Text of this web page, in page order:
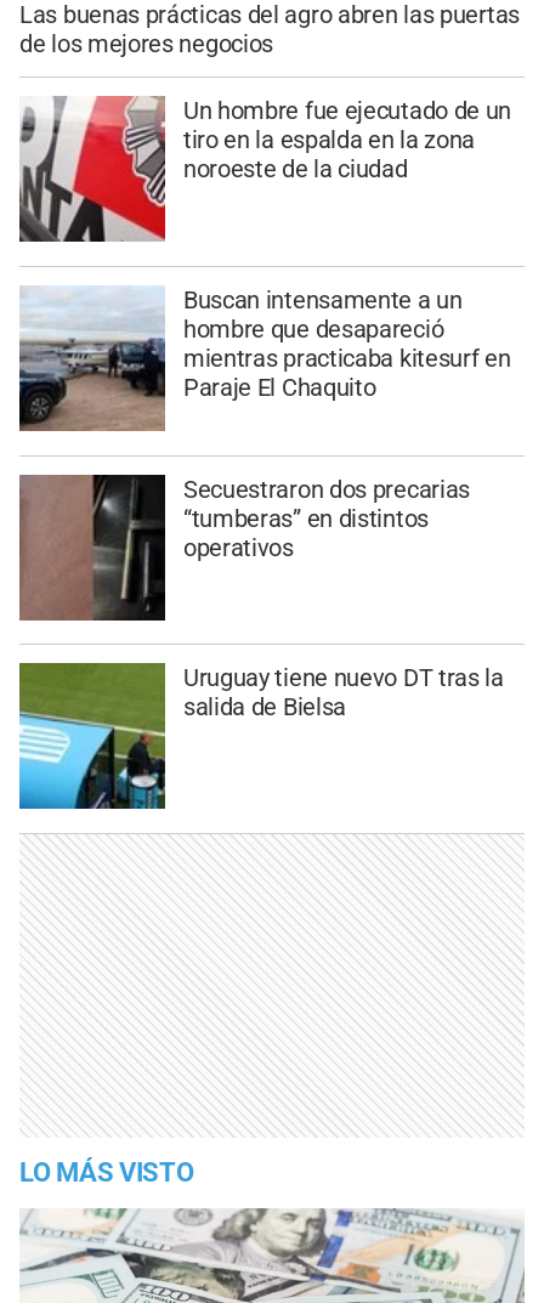
Las buenas prácticas del agro abren las puertas
de los mejores negocios
Un hombre fue ejecutado de un
tiro en la espalda en la zona
noroeste de la ciudad
Buscan intensamente a un
hombre que desapareció
mientras practicaba kitesurf en
Paraje El Chaquito
Secuestraron dos precarias
“tumberas” en distintos
operativos
Uruguay tiene nuevo DT tras la
salida de Bielsa
LO MÁS VISTO